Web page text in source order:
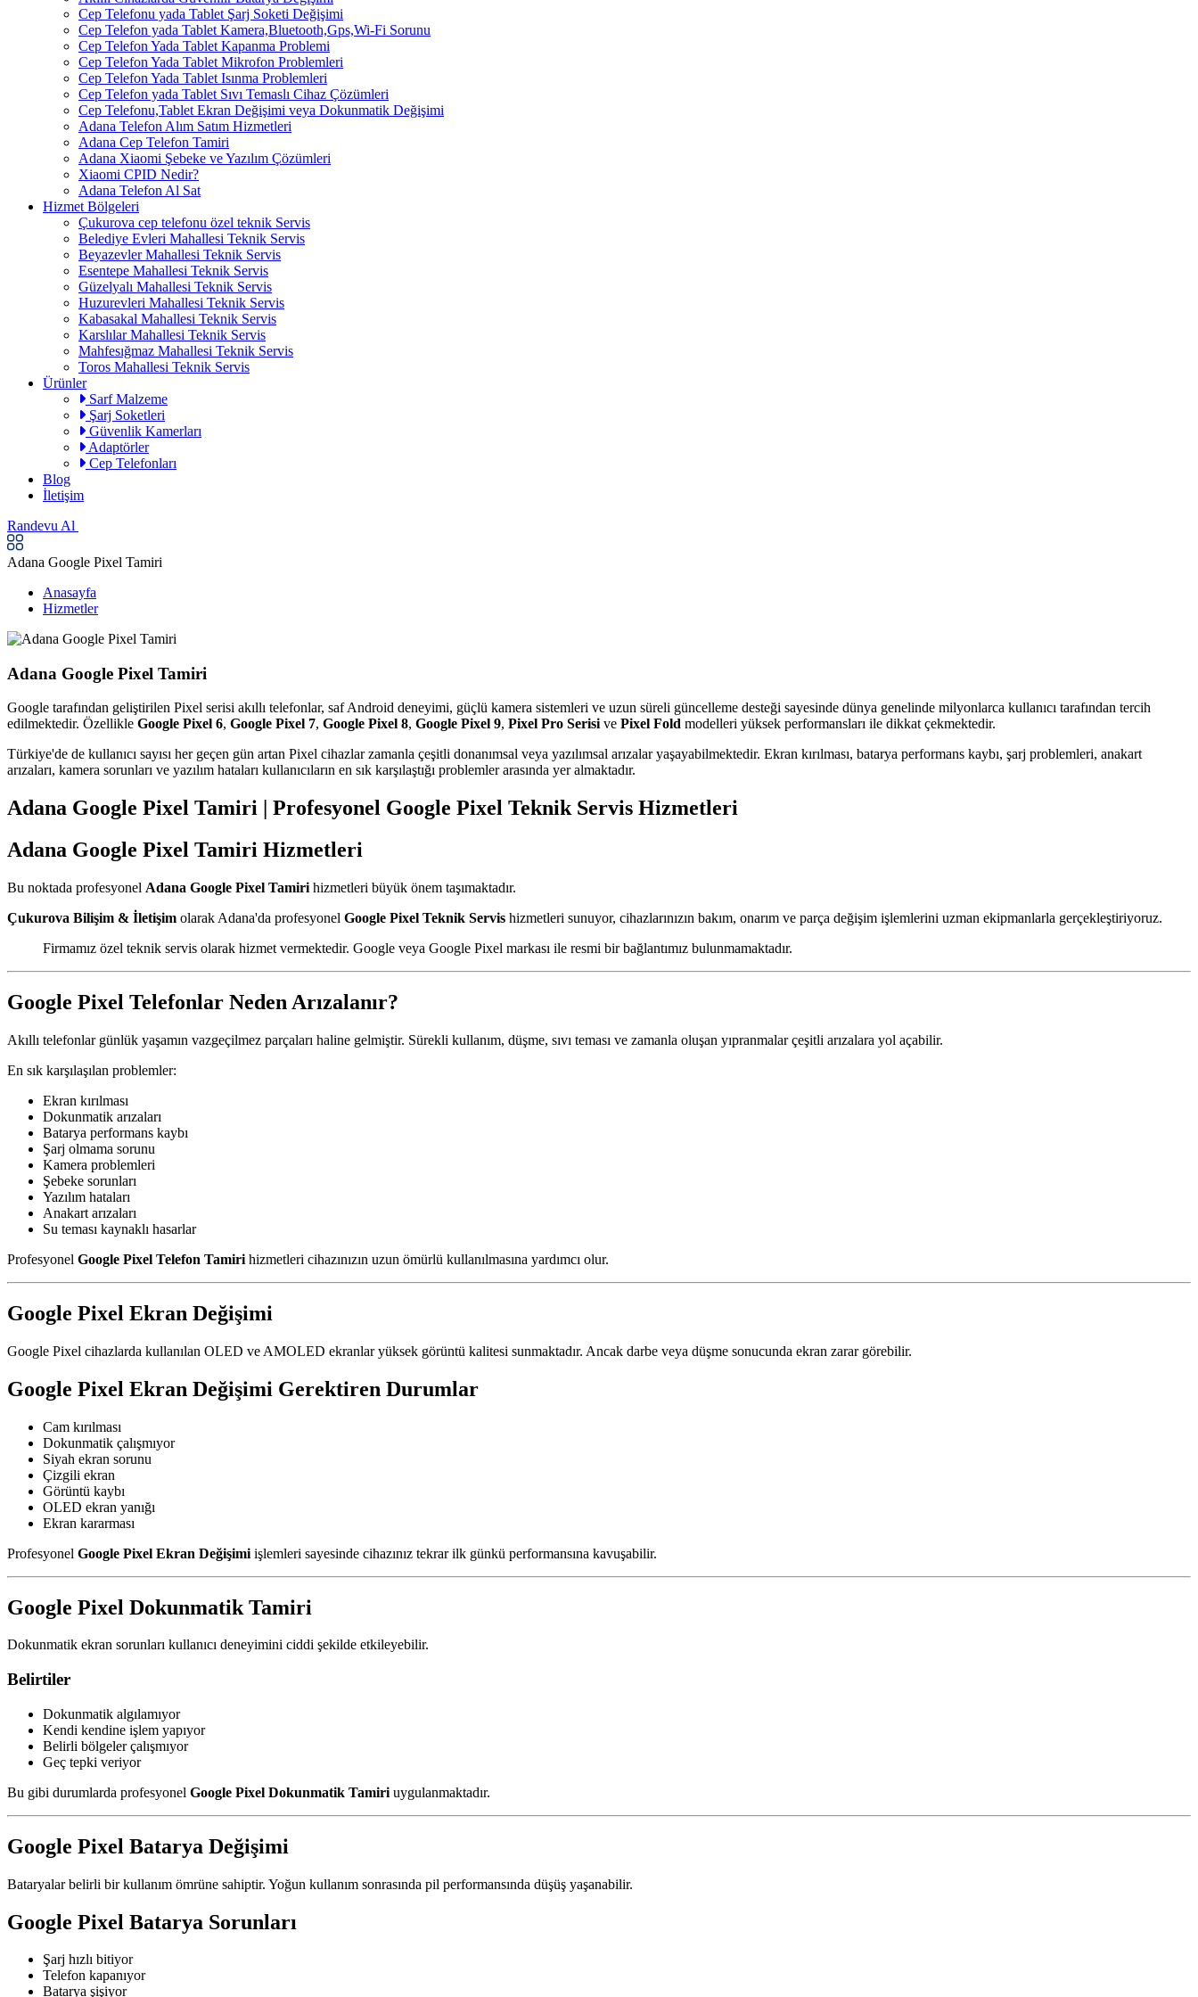
Cep Telefonu yada Tablet Şarj Soketi Değişimi
Cep Telefon yada Tablet Kamera,Bluetooth,Gps,Wi-Fi Sorunu
Cep Telefon Yada Tablet Kapanma Problemi
Cep Telefon Yada Tablet Mikrofon Problemleri
Cep Telefon Yada Tablet Isınma Problemleri
Cep Telefon yada Tablet Sıvı Temaslı Cihaz Çözümleri
Cep Telefonu,Tablet Ekran Değişimi veya Dokunmatik Değişimi
Adana Telefon Alım Satım Hizmetleri
Adana Cep Telefon Tamiri
Adana Xiaomi Şebeke ve Yazılım Çözümleri
Xiaomi CPID Nedir?
Adana Telefon Al Sat
Hizmet Bölgeleri
Çukurova cep telefonu özel teknik Servis
Belediye Evleri Mahallesi Teknik Servis
Beyazevler Mahallesi Teknik Servis
Esentepe Mahallesi Teknik Servis
Güzelyalı Mahallesi Teknik Servis
Huzurevleri Mahallesi Teknik Servis
Kabasakal Mahallesi Teknik Servis
Karslılar Mahallesi Teknik Servis
Mahfesığmaz Mahallesi Teknik Servis
Toros Mahallesi Teknik Servis
Ürünler
Sarf Malzeme
Şarj Soketleri
Güvenlik Kamerları
Adaptörler
Cep Telefonları
Blog
İletişim
Randevu Al
Adana Google Pixel Tamiri
Anasayfa
Hizmetler
Adana Google Pixel Tamiri
Google tarafından geliştirilen Pixel serisi akıllı telefonlar, saf Android deneyimi, güçlü kamera sistemleri ve uzun süreli güncelleme desteği sayesinde dünya genelinde milyonlarca kullanıcı tarafından tercih
edilmektedir. Özellikle Google Pixel 6, Google Pixel 7, Google Pixel 8, Google Pixel 9, Pixel Pro Serisive Pixel Fold modelleri yüksek performansları ile dikkat çekmektedir.
Türkiye'de de kullanıcı sayısı her geçen gün artan Pixel cihazlar zamanla çeşitli donanımsal veya yazılımsal arızalar yaşayabilmektedir. Ekran kırılması, batarya performans kaybı, şarj problemleri, anakart
arızaları, kamera sorunları ve yazılım hataları kullanıcıların en sık karşılaştığı problemler arasında yer almaktadır.
Adana Google Pixel Tamiri | Profesyonel Google Pixel Teknik Servis Hizmetleri
Adana Google Pixel Tamiri Hizmetleri
Bu noktada profesyonel Adana Google Pixel Tamiri hizmetleri büyük önem taşımaktadır.
Çukurova Bilişim & İletişim olarak Adana'da profesyonel Google Pixel Teknik Servis hizmetleri sunuyor, cihazlarınızın bakım, onarım ve parça değişim işlemlerini uzman ekipmanlarla gerçekleştiriyoruz.
Firmamız özel teknik servis olarak hizmet vermektedir. Google veya Google Pixel markası ile resmi bir bağlantımız bulunmamaktadır.
Google Pixel Telefonlar Neden Arızalanır?
Akıllı telefonlar günlük yaşamın vazgeçilmez parçaları haline gelmiştir. Sürekli kullanım, düşme, sıvı teması ve zamanla oluşan yıpranmalar çeşitli arızalara yol açabilir.
En sık karşılaşılan problemler:
Ekran kırılması
Dokunmatik arızaları
Batarya performans kaybı
Şarj olmama sorunu
Kamera problemleri
Şebeke sorunları
Yazılım hataları
Anakart arızaları
Su teması kaynaklı hasarlar
Profesyonel Google Pixel Telefon Tamiri hizmetleri cihazınızın uzun ömürlü kullanılmasına yardımcı olur.
Google Pixel Ekran Değişimi
Google Pixel cihazlarda kullanılan OLED ve AMOLED ekranlar yüksek görüntü kalitesi sunmaktadır. Ancak darbe veya düşme sonucunda ekran zarar görebilir.
Google Pixel Ekran Değişimi Gerektiren Durumlar
Cam kırılması
Dokunmatik çalışmıyor
Siyah ekran sorunu
Çizgili ekran
Görüntü kaybı
OLED ekran yanığı
Ekran kararması
Profesyonel Google Pixel Ekran Değişimi işlemleri sayesinde cihazınız tekrar ilk günkü performansına kavuşabilir.
Google Pixel Dokunmatik Tamiri
Dokunmatik ekran sorunları kullanıcı deneyimini ciddi şekilde etkileyebilir.
Belirtiler
Dokunmatik algılamıyor
Kendi kendine işlem yapıyor
Belirli bölgeler çalışmıyor
Geç tepki veriyor
Bu gibi durumlarda profesyonel Google Pixel Dokunmatik Tamiri uygulanmaktadır.
Google Pixel Batarya Değişimi
Bataryalar belirli bir kullanım ömrüne sahiptir. Yoğun kullanım sonrasında pil performansında düşüş yaşanabilir.
Google Pixel Batarya Sorunları
Şarj hızlı bitiyor
Telefon kapanıyor
Batarya şişiyor